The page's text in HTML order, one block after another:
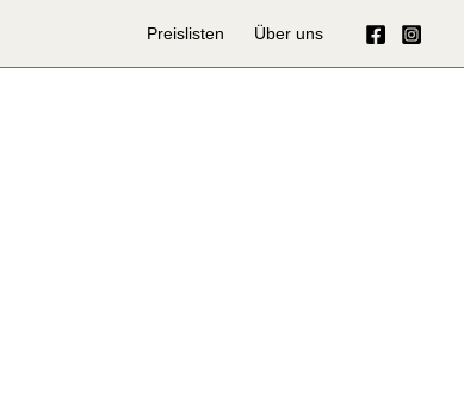
Preislisten Über uns